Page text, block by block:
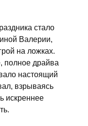
стало
Валерии,
на ложках.
полное драйва
настоящий
взрываясь
искреннее